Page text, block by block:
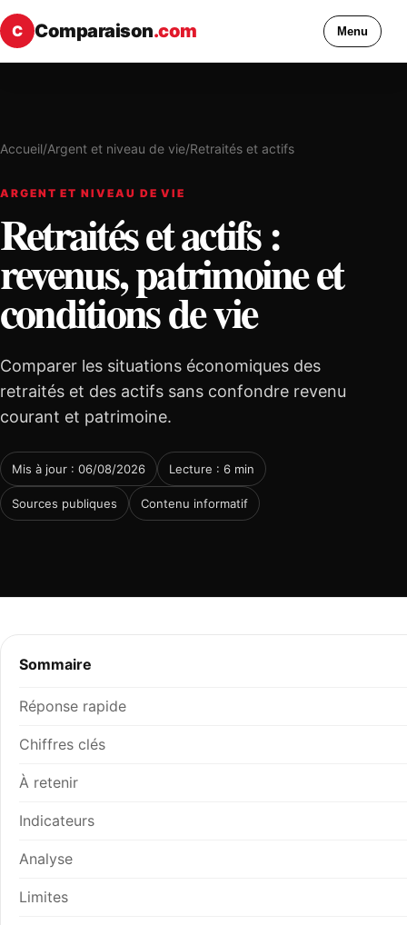
C Comparaison.com Menu
Accueil/Argent et niveau de vie/Retraités et actifs
ARGENT ET NIVEAU DE VIE
Retraités et actifs :
revenus, patrimoine et
conditions de vie
Comparer les situations économiques des
retraités et des actifs sans confondre revenu
courant et patrimoine.
Mis à jour : 06/08/2026 Lecture : 6 min
Sources publiques Contenu informatif
Sommaire
Réponse rapide
Chiffres clés
À retenir
Indicateurs
Analyse
Limites